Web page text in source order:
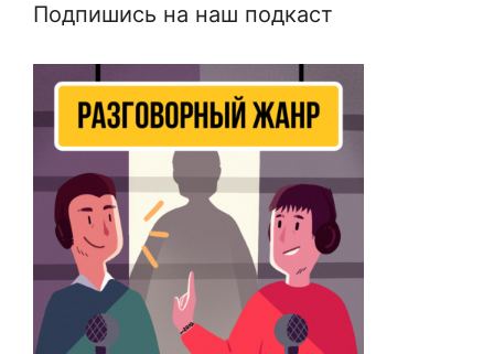
Подпишись на наш подкаст